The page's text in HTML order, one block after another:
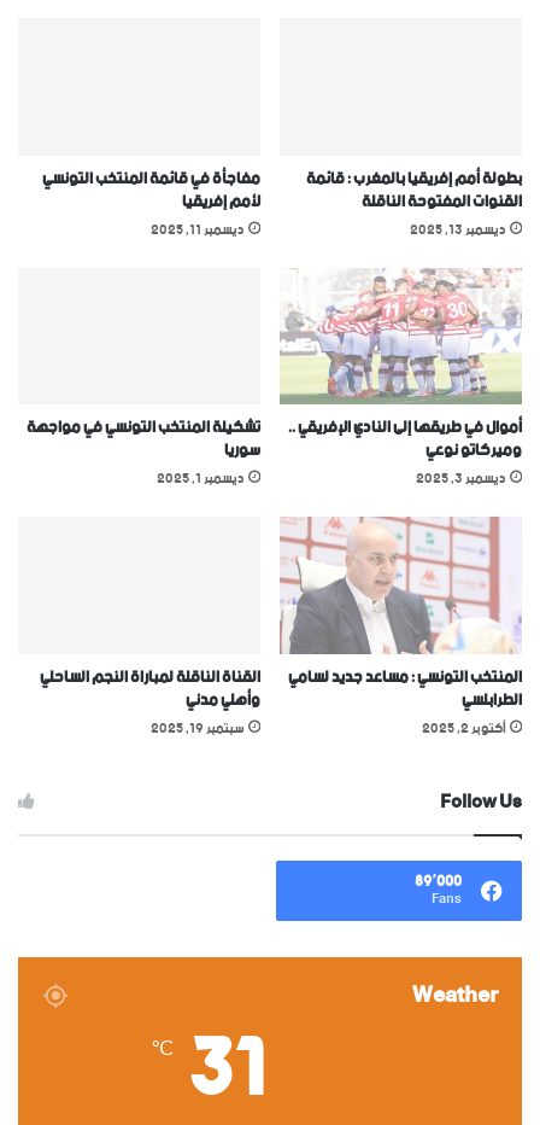
بطولة أمم إفريقيا بالمغرب : قائمة
القنوات المفتوحة الناقلة
ديسمبر 13, 2025
مفاجأة في قائمة المنتخب التونسي
ﻷمم إفريقيا
ديسمبر 11, 2025
أموال في طريقها إلى النادي الإفريقي ..
وميركاتو نوعي
ديسمبر 3, 2025
تشكيلة المنتخب التونسي في مواجهة
سوريا
ديسمبر 1, 2025
المنتخب التونسي : مساعد جديد لسامي
الطرابلسي
أكتوبر 2, 2025
القناة الناقلة لمباراة النجم الساحلي
وأهلي مدني
سبتمبر 19, 2025
Follow Us
89٬000
Fans
Weather
31
℃